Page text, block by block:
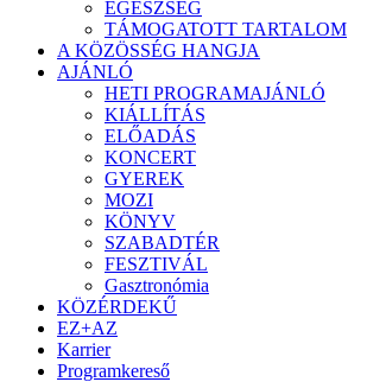
EGÉSZSÉG
TÁMOGATOTT TARTALOM
A KÖZÖSSÉG HANGJA
AJÁNLÓ
HETI PROGRAMAJÁNLÓ
KIÁLLÍTÁS
ELŐADÁS
KONCERT
GYEREK
MOZI
KÖNYV
SZABADTÉR
FESZTIVÁL
Gasztronómia
KÖZÉRDEKŰ
EZ+AZ
Karrier
Programkereső